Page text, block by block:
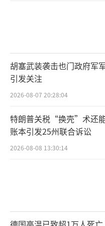
胡塞武装袭击也门政府军
引发关注
2026-08-07 20:28:04
特朗普关税“换壳”术还
账本引发25州联合诉讼
2026-08-08 13:30:14